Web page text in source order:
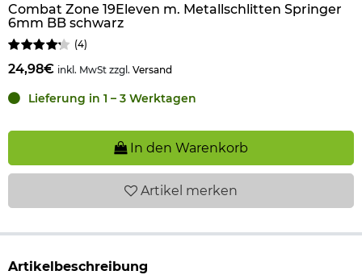
Combat Zone 19Eleven m. Metallschlitten Springer
6mm BB schwarz
(4)
24,98€ inkl. MwSt zzgl. Versand
Lieferung in 1 – 3 Werktagen
In den Warenkorb
Artikel merken
Artikelbeschreibung